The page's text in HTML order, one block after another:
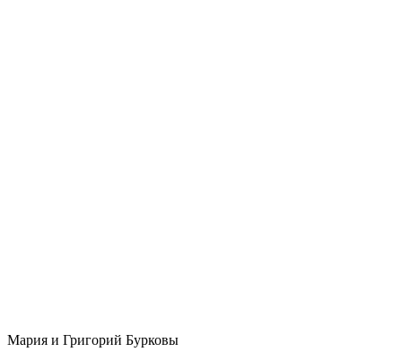
Мария и Григорий Бурковы